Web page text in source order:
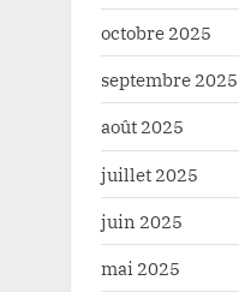
octobre 2025
septembre 2025
août 2025
juillet 2025
juin 2025
mai 2025